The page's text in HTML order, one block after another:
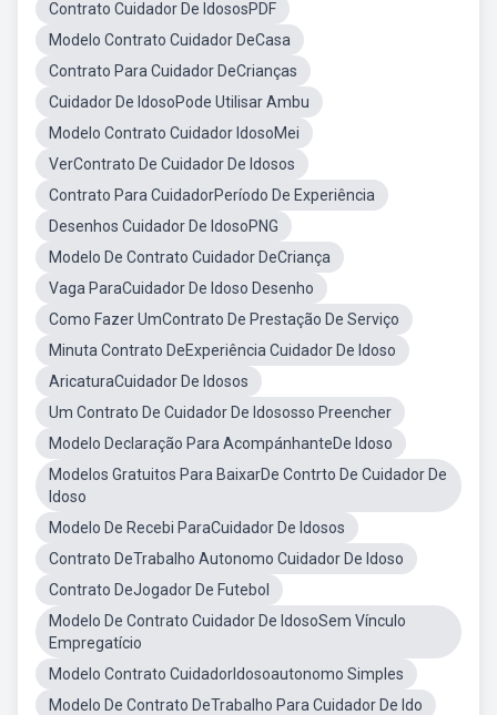
Contrato Cuidador De IdososPDF
Modelo Contrato Cuidador DeCasa
Contrato Para Cuidador DeCrianças
Cuidador De IdosoPode Utilisar Ambu
Modelo Contrato Cuidador IdosoMei
VerContrato De Cuidador De Idosos
Contrato Para CuidadorPeríodo De Experiência
Desenhos Cuidador De IdosoPNG
Modelo De Contrato Cuidador DeCriança
Vaga ParaCuidador De Idoso Desenho
Como Fazer UmContrato De Prestação De Serviço
Minuta Contrato DeExperiência Cuidador De Idoso
AricaturaCuidador De Idosos
Um Contrato De Cuidador De Idososso Preencher
Modelo Declaração Para AcompánhanteDe Idoso
Modelos Gratuitos Para BaixarDe Contrto De Cuidador De
Idoso
Modelo De Recebi ParaCuidador De Idosos
Contrato DeTrabalho Autonomo Cuidador De Idoso
Contrato DeJogador De Futebol
Modelo De Contrato Cuidador De IdosoSem Vínculo
Empregatício
Modelo Contrato CuidadorIdosoautonomo Simples
Modelo De Contrato DeTrabalho Para Cuidador De Ido